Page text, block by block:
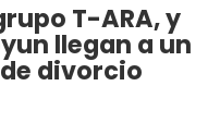
T-ARA, y
llegan a un
divorcio